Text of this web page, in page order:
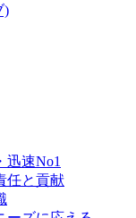
)
迅速No1
任と貢献